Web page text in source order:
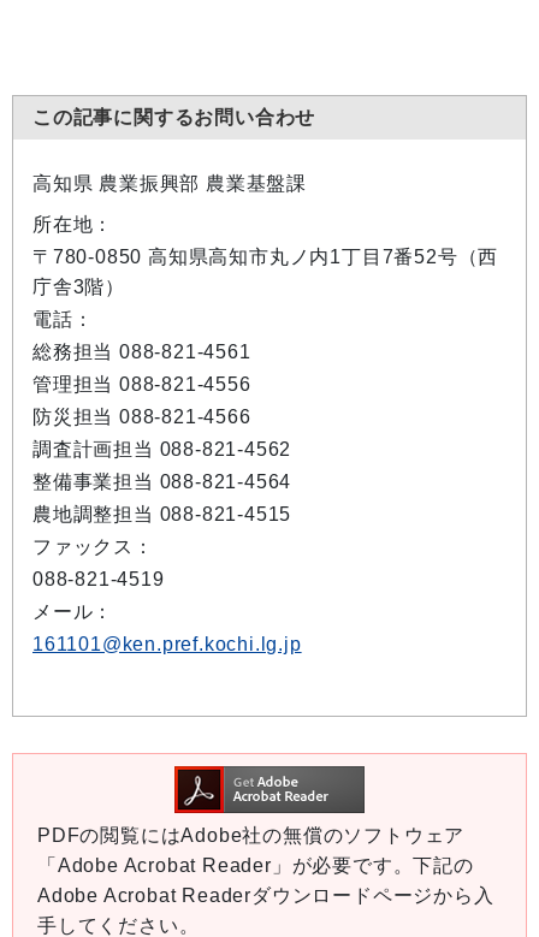
この記事に関するお問い合わせ
高知県 農業振興部 農業基盤課
所在地：
〒780-0850 高知県高知市丸ノ内1丁目7番52号（西
庁舎3階）
電話：
総務担当 088-821-4561
管理担当 088-821-4556
防災担当 088-821-4566
調査計画担当 088-821-4562
整備事業担当 088-821-4564
農地調整担当 088-821-4515
ファックス：
088-821-4519
メール：
161101@ken.pref.kochi.lg.jp
PDFの閲覧にはAdobe社の無償のソフトウェア
「Adobe Acrobat Reader」が必要です。下記の
Adobe Acrobat Readerダウンロードページから入
手してください。